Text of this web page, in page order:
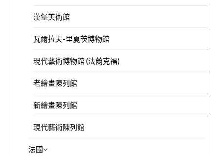
漢堡美術館
瓦爾拉夫-里夏茨博物館
現代藝術博物館 (法蘭克福)
老繪畫陳列館
新繪畫陳列館
現代藝術陳列館
法國